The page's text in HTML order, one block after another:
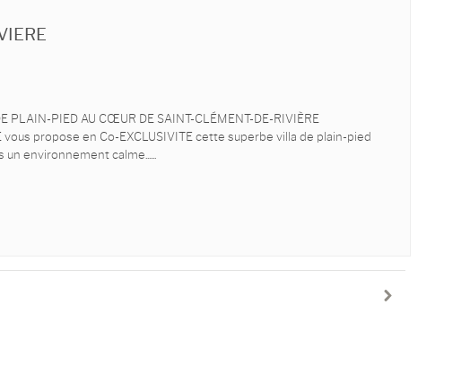
PLAIN-PIED AU CŒUR DE SAINT-CLÉMENT-DE-RIVIÈRE
vous propose en Co-EXCLUSIVITE cette superbe villa de plain-pied
environnement calme...